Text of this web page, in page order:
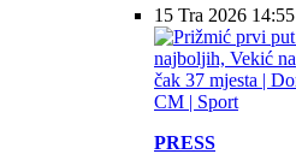
15 Tra 2026 14:55
PRESS